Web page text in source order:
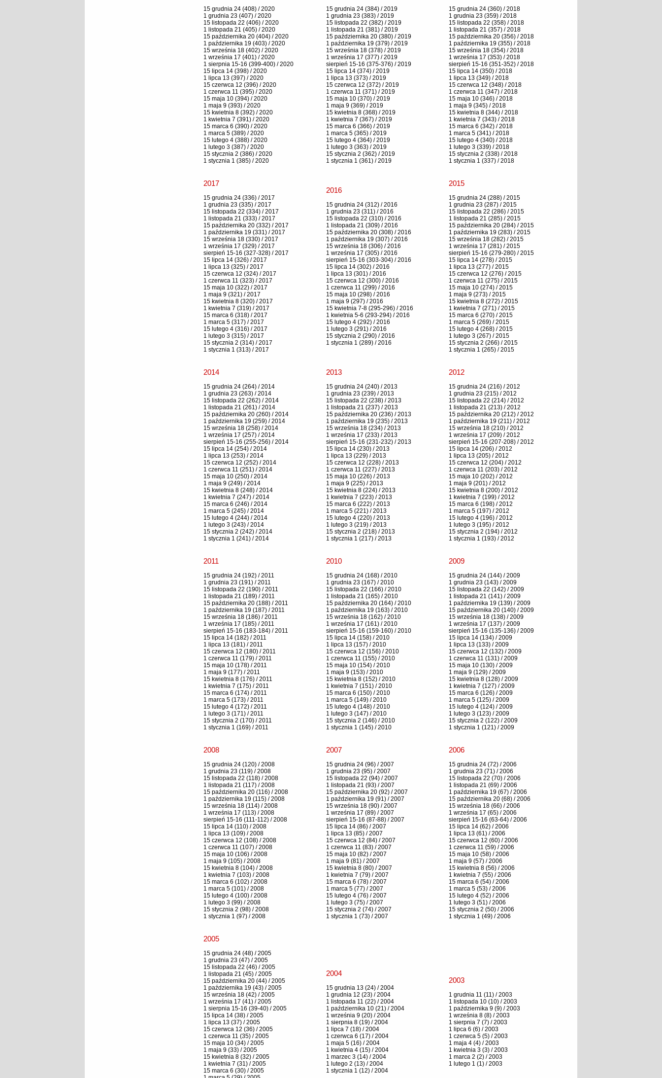
15 grudnia 24 (408) / 2020
1 grudnia 23 (407) / 2020
15 listopada 22 (406) / 2020
1 listopada 21 (405) / 2020
15 października 20 (404) / 2020
1 października 19 (403) / 2020
15 września 18 (402) / 2020
1 września 17 (401) / 2020
1 sierpnia 15-16 (399-400) / 2020
15 lipca 14 (398) / 2020
1 lipca 13 (397) / 2020
15 czerwca 12 (396) / 2020
1 czerwca 11 (395) / 2020
15 maja 10 (394) / 2020
1 maja 9 (393) / 2020
15 kwietnia 8 (392) / 2020
1 kwietnia 7 (391) / 2020
15 marca 6 (390) / 2020
1 marca 5 (389) / 2020
15 lutego 4 (388) / 2020
1 lutego 3 (387) / 2020
15 stycznia 2 (386) / 2020
1 stycznia 1 (385) / 2020
15 grudnia 24 (384) / 2019
1 grudnia 23 (383) / 2019
15 listopada 22 (382) / 2019
1 listopada 21 (381) / 2019
15 października 20 (380) / 2019
1 października 19 (379) / 2019
15 września 18 (378) / 2019
1 września 17 (377) / 2019
sierpień 15-16 (375-376) / 2019
15 lipca 14 (374) / 2019
1 lipca 13 (373) / 2019
15 czerwca 12 (372) / 2019
1 czerwca 11 (371) / 2019
15 maja 10 (370) / 2019
1 maja 9 (369) / 2019
15 kwietnia 8 (368) / 2019
1 kwietnia 7 (367) / 2019
15 marca 6 (366) / 2019
1 marca 5 (365) / 2019
15 lutego 4 (364) / 2019
1 lutego 3 (363) / 2019
15 stycznia 2 (362) / 2019
1 stycznia 1 (361) / 2019
15 grudnia 24 (360) / 2018
1 grudnia 23 (359) / 2018
15 listopada 22 (358) / 2018
1 listopada 21 (357) / 2018
15 października 20 (356) / 2018
1 października 19 (355) / 2018
15 września 18 (354) / 2018
1 września 17 (353) / 2018
sierpień 15-16 (351-352) / 2018
15 lipca 14 (350) / 2018
1 lipca 13 (349) / 2018
15 czerwca 12 (348) / 2018
1 czerwca 11 (347) / 2018
15 maja 10 (346) / 2018
1 maja 9 (345) / 2018
15 kwietnia 8 (344) / 2018
1 kwietnia 7 (343) / 2018
15 marca 6 (342) / 2018
1 marca 5 (341) / 2018
15 lutego 4 (340) / 2018
1 lutego 3 (339) / 2018
15 stycznia 2 (338) / 2018
1 stycznia 1 (337) / 2018
2017
15 grudnia 24 (336) / 2017
1 grudnia 23 (335) / 2017
15 listopada 22 (334) / 2017
1 listopada 21 (333) / 2017
15 października 20 (332) / 2017
1 października 19 (331) / 2017
15 września 18 (330) / 2017
1 września 17 (329) / 2017
sierpień 15-16 (327-328) / 2017
15 lipca 14 (326) / 2017
1 lipca 13 (325) / 2017
15 czerwca 12 (324) / 2017
1 czerwca 11 (323) / 2017
15 maja 10 (322) / 2017
1 maja 9 (321) / 2017
15 kwietnia 8 (320) / 2017
1 kwietnia 7 (319) / 2017
15 marca 6 (318) / 2017
1 marca 5 (317) / 2017
15 lutego 4 (316) / 2017
1 lutego 3 (315) / 2017
15 stycznia 2 (314) / 2017
1 stycznia 1 (313) / 2017
2016
15 grudnia 24 (312) / 2016
1 grudnia 23 (311) / 2016
15 listopada 22 (310) / 2016
1 listopada 21 (309) / 2016
15 października 20 (308) / 2016
1 października 19 (307) / 2016
15 września 18 (306) / 2016
1 września 17 (305) / 2016
sierpień 15-16 (303-304) / 2016
15 lipca 14 (302) / 2016
1 lipca 13 (301) / 2016
15 czerwca 12 (300) / 2016
1 czerwca 11 (299) / 2016
15 maja 10 (298) / 2016
1 maja 9 (297) / 2016
15 kwietnia 7-8 (295-296) / 2016
1 kwietnia 5-6 (293-294) / 2016
15 lutego 4 (292) / 2016
1 lutego 3 (291) / 2016
15 stycznia 2 (290) / 2016
1 stycznia 1 (289) / 2016
2015
15 grudnia 24 (288) / 2015
1 grudnia 23 (287) / 2015
15 listopada 22 (286) / 2015
1 listopada 21 (285) / 2015
15 października 20 (284) / 2015
1 października 19 (283) / 2015
15 września 18 (282) / 2015
1 września 17 (281) / 2015
sierpień 15-16 (279-280) / 2015
15 lipca 14 (278) / 2015
1 lipca 13 (277) / 2015
15 czerwca 12 (276) / 2015
1 czerwca 11 (275) / 2015
15 maja 10 (274) / 2015
1 maja 9 (273) / 2015
15 kwietnia 8 (272) / 2015
1 kwietnia 7 (271) / 2015
15 marca 6 (270) / 2015
1 marca 5 (269) / 2015
15 lutego 4 (268) / 2015
1 lutego 3 (267) / 2015
15 stycznia 2 (266) / 2015
1 stycznia 1 (265) / 2015
2014
15 grudnia 24 (264) / 2014
1 grudnia 23 (263) / 2014
15 listopada 22 (262) / 2014
1 listopada 21 (261) / 2014
15 października 20 (260) / 2014
1 października 19 (259) / 2014
15 września 18 (258) / 2014
1 września 17 (257) / 2014
sierpień 15-16 (255-256) / 2014
15 lipca 14 (254) / 2014
1 lipca 13 (253) / 2014
15 czerwca 12 (252) / 2014
1 czerwca 11 (251) / 2014
15 maja 10 (250) / 2014
1 maja 9 (249) / 2014
15 kwietnia 8 (248) / 2014
1 kwietnia 7 (247) / 2014
15 marca 6 (246) / 2014
1 marca 5 (245) / 2014
15 lutego 4 (244) / 2014
1 lutego 3 (243) / 2014
15 stycznia 2 (242) / 2014
1 stycznia 1 (241) / 2014
2013
15 grudnia 24 (240) / 2013
1 grudnia 23 (239) / 2013
15 listopada 22 (238) / 2013
1 listopada 21 (237) / 2013
15 października 20 (236) / 2013
1 października 19 (235) / 2013
15 września 18 (234) / 2013
1 września 17 (233) / 2013
sierpień 15-16 (231-232) / 2013
15 lipca 14 (230) / 2013
1 lipca 13 (229) / 2013
15 czerwca 12 (228) / 2013
1 czerwca 11 (227) / 2013
15 maja 10 (226) / 2013
1 maja 9 (225) / 2013
15 kwietnia 8 (224) / 2013
1 kwietnia 7 (223) / 2013
15 marca 6 (222) / 2013
1 marca 5 (221) / 2013
15 lutego 4 (220) / 2013
1 lutego 3 (219) / 2013
15 stycznia 2 (218) / 2013
1 stycznia 1 (217) / 2013
2012
15 grudnia 24 (216) / 2012
1 grudnia 23 (215) / 2012
15 listopada 22 (214) / 2012
1 listopada 21 (213) / 2012
15 października 20 (212) / 2012
1 października 19 (211) / 2012
15 września 18 (210) / 2012
1 września 17 (209) / 2012
sierpień 15-16 (207-208) / 2012
15 lipca 14 (206) / 2012
1 lipca 13 (205) / 2012
15 czerwca 12 (204) / 2012
1 czerwca 11 (203) / 2012
15 maja 10 (202) / 2012
1 maja 9 (201) / 2012
15 kwietnia 8 (200) / 2012
1 kwietnia 7 (199) / 2012
15 marca 6 (198) / 2012
1 marca 5 (197) / 2012
15 lutego 4 (196) / 2012
1 lutego 3 (195) / 2012
15 stycznia 2 (194) / 2012
1 stycznia 1 (193) / 2012
2011
15 grudnia 24 (192) / 2011
1 grudnia 23 (191) / 2011
15 listopada 22 (190) / 2011
1 listopada 21 (189) / 2011
15 października 20 (188) / 2011
1 października 19 (187) / 2011
15 września 18 (186) / 2011
1 września 17 (185) / 2011
sierpień 15-16 (183-184) / 2011
15 lipca 14 (182) / 2011
1 lipca 13 (181) / 2011
15 czerwca 12 (180) / 2011
1 czerwca 11 (179) / 2011
15 maja 10 (178) / 2011
1 maja 9 (177) / 2011
15 kwietnia 8 (176) / 2011
1 kwietnia 7 (175) / 2011
15 marca 6 (174) / 2011
1 marca 5 (173) / 2011
15 lutego 4 (172) / 2011
1 lutego 3 (171) / 2011
15 stycznia 2 (170) / 2011
1 stycznia 1 (169) / 2011
2010
15 grudnia 24 (168) / 2010
1 grudnia 23 (167) / 2010
15 listopada 22 (166) / 2010
1 listopada 21 (165) / 2010
15 października 20 (164) / 2010
1 października 19 (163) / 2010
15 września 18 (162) / 2010
1 września 17 (161) / 2010
sierpień 15-16 (159-160) / 2010
15 lipca 14 (158) / 2010
1 lipca 13 (157) / 2010
15 czerwca 12 (156) / 2010
1 czerwca 11 (155) / 2010
15 maja 10 (154) / 2010
1 maja 9 (153) / 2010
15 kwietnia 8 (152) / 2010
1 kwietnia 7 (151) / 2010
15 marca 6 (150) / 2010
1 marca 5 (149) / 2010
15 lutego 4 (148) / 2010
1 lutego 3 (147) / 2010
15 stycznia 2 (146) / 2010
1 stycznia 1 (145) / 2010
2009
15 grudnia 24 (144) / 2009
1 grudnia 23 (143) / 2009
15 listopada 22 (142) / 2009
1 listopada 21 (141) / 2009
1 października 19 (139) / 2009
15 października 20 (140) / 2009
15 września 18 (138) / 2009
1 września 17 (137) / 2009
sierpień 15-16 (135-136) / 2009
15 lipca 14 (134) / 2009
1 lipca 13 (133) / 2009
15 czerwca 12 (132) / 2009
1 czerwca 11 (131) / 2009
15 maja 10 (130) / 2009
1 maja 9 (129) / 2009
15 kwietnia 8 (128) / 2009
1 kwietnia 7 (127) / 2009
15 marca 6 (126) / 2009
1 marca 5 (125) / 2009
15 lutego 4 (124) / 2009
1 lutego 3 (123) / 2009
15 stycznia 2 (122) / 2009
1 stycznia 1 (121) / 2009
2008
15 grudnia 24 (120) / 2008
1 grudnia 23 (119) / 2008
15 listopada 22 (118) / 2008
1 listopada 21 (117) / 2008
15 października 20 (116) / 2008
1 października 19 (115) / 2008
15 września 18 (114) / 2008
1 września 17 (113) / 2008
sierpień 15-16 (111-112) / 2008
15 lipca 14 (110) / 2008
1 lipca 13 (109) / 2008
15 czerwca 12 (108) / 2008
1 czerwca 11 (107) / 2008
15 maja 10 (106) / 2008
1 maja 9 (105) / 2008
15 kwietnia 8 (104) / 2008
1 kwietnia 7 (103) / 2008
15 marca 6 (102) / 2008
1 marca 5 (101) / 2008
15 lutego 4 (100) / 2008
1 lutego 3 (99) / 2008
15 stycznia 2 (98) / 2008
1 stycznia 1 (97) / 2008
2007
15 grudnia 24 (96) / 2007
1 grudnia 23 (95) / 2007
15 listopada 22 (94) / 2007
1 listopada 21 (93) / 2007
15 października 20 (92) / 2007
1 października 19 (91) / 2007
15 września 18 (90) / 2007
1 września 17 (89) / 2007
sierpień 15-16 (87-88) / 2007
15 lipca 14 (86) / 2007
1 lipca 13 (85) / 2007
15 czerwca 12 (84) / 2007
1 czerwca 11 (83) / 2007
15 maja 10 (82) / 2007
1 maja 9 (81) / 2007
15 kwietnia 8 (80) / 2007
1 kwietnia 7 (79) / 2007
15 marca 6 (78) / 2007
1 marca 5 (77) / 2007
15 lutego 4 (76) / 2007
1 lutego 3 (75) / 2007
15 stycznia 2 (74) / 2007
1 stycznia 1 (73) / 2007
2006
15 grudnia 24 (72) / 2006
1 grudnia 23 (71) / 2006
15 listopada 22 (70) / 2006
1 listopada 21 (69) / 2006
1 października 19 (67) / 2006
15 października 20 (68) / 2006
15 września 18 (66) / 2006
1 września 17 (65) / 2006
sierpień 15-16 (63-64) / 2006
15 lipca 14 (62) / 2006
1 lipca 13 (61) / 2006
15 czerwca 12 (60) / 2006
1 czerwca 11 (59) / 2006
15 maja 10 (58) / 2006
1 maja 9 (57) / 2006
15 kwietnia 8 (56) / 2006
1 kwietnia 7 (55) / 2006
15 marca 6 (54) / 2006
1 marca 5 (53) / 2006
15 lutego 4 (52) / 2006
1 lutego 3 (51) / 2006
15 stycznia 2 (50) / 2006
1 stycznia 1 (49) / 2006
2005
15 grudnia 24 (48) / 2005
1 grudnia 23 (47) / 2005
15 listopada 22 (46) / 2005
1 listopada 21 (45) / 2005
15 października 20 (44) / 2005
1 października 19 (43) / 2005
15 września 18 (42) / 2005
1 września 17 (41) / 2005
1 sierpnia 15-16 (39-40) / 2005
15 lipca 14 (38) / 2005
1 lipca 13 (37) / 2005
15 czerwca 12 (36) / 2005
1 czerwca 11 (35) / 2005
15 maja 10 (34) / 2005
1 maja 9 (33) / 2005
15 kwietnia 8 (32) / 2005
1 kwietnia 7 (31) / 2005
15 marca 6 (30) / 2005
2004
15 grudnia 13 (24) / 2004
1 grudnia 12 (23) / 2004
1 listopada 11 (22) / 2004
1 października 10 (21) / 2004
1 września 9 (20) / 2004
1 sierpnia 8 (19) / 2004
1 lipca 7 (18) / 2004
1 czerwca 6 (17) / 2004
1 maja 5 (16) / 2004
1 kwietnia 4 (15) / 2004
1 marzec 3 (14) / 2004
1 lutego 2 (13) / 2004
1 stycznia 1 (12) / 2004
2003
1 grudnia 11 (11) / 2003
1 listopada 10 (10) / 2003
1 października 9 (9) / 2003
1 września 8 (8) / 2003
1 sierpnia 7 (7) / 2003
1 lipca 6 (6) / 2003
1 czerwca 5 (5) / 2003
1 maja 4 (4) / 2003
1 kwietnia 3 (3) / 2003
1 marca 2 (2) / 2003
1 lutego 1 (1) / 2003